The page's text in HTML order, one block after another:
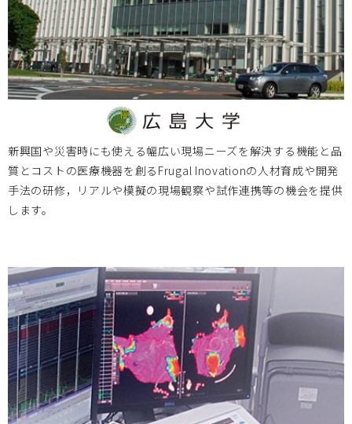
2025年度 BIZENデバイスデザインコース 受講生募集
岡山大学 2025.06.12
6月22日（日）テレビせとうち「プライド せとうち経済のチ
にてBIZEN活動を紹介
岡山大学 2025.05.13
北海道大学 2024.12.26
2024年度 人材育成プログラムアドバンストコース開講のお
知らせ
新興国や災害時にも使える幅広い現場ニーズを解決する機能と品
質とコストの医療機器を創るFrugal Inovationの人材育成や開発
手法の研修，リアルや模擬の現場観察や試作連携等の機会を提供
します。